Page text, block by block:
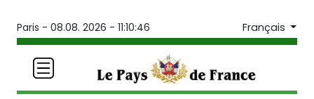
Paris - 08.08. 2026 - 11:10:46 Français